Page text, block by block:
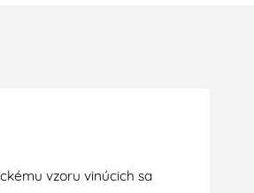
vzoru vinúcich sa